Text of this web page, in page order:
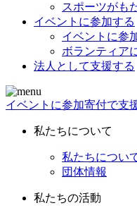
スポーツがも
イベントに参加する
イベントに参
ボランティア
法人として支援する
イベントに参加寄付で支
私たちについて
私たちについ
団体情報
私たちの活動